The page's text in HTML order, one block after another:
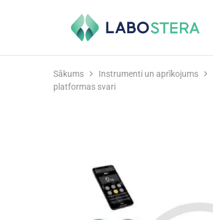
Labostera
Laboratorijas
Sākums Instrumenti un aprīkojums
platformas svari